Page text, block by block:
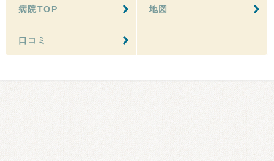
病院TOP 地図
口コミ